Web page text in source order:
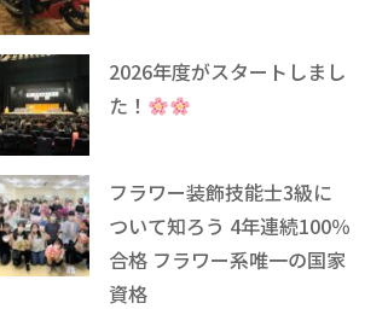
2026年度がスタートしまし
た！
フラワー装飾技能士3級に
ついて知ろう 4年連続100％
合格 フラワー系唯一の国家
資格